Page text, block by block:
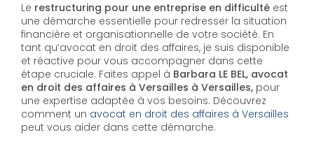
Le restructuring pour une entreprise en difficulté est
une démarche essentielle pour redresser la situation
financière et organisationnelle de votre société. En
tant qu’avocat en droit des affaires, je suis disponible
et réactive pour vous accompagner dans cette
étape cruciale. Faites appel à Barbara LE BEL, avocat
en droit des affaires à Versailles à Versailles, pour
une expertise adaptée à vos besoins. Découvrez
comment un avocat en droit des affaires à Versailles
peut vous aider dans cette démarche.